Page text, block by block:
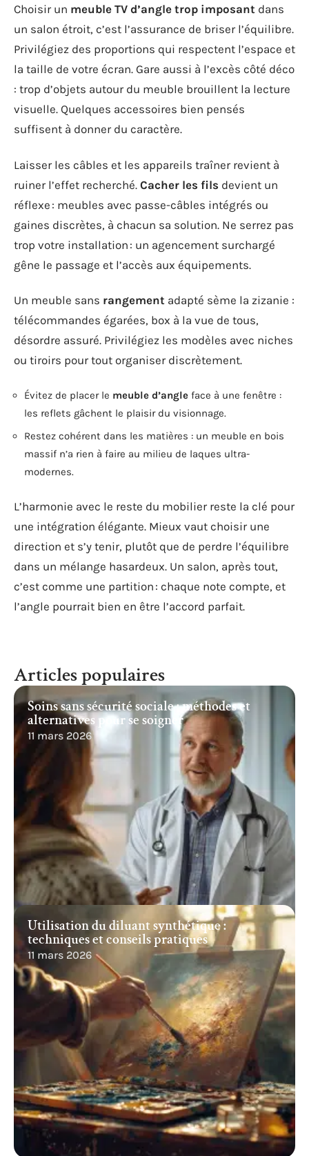
Choisir un meuble TV d’angle trop imposant dans
un salon étroit, c’est l’assurance de briser l’équilibre.
Privilégiez des proportions qui respectent l’espace et
la taille de votre écran. Gare aussi à l’excès côté déco
: trop d’objets autour du meuble brouillent la lecture
visuelle. Quelques accessoires bien pensés
suffisent à donner du caractère.
Laisser les câbles et les appareils traîner revient à
ruiner l’effet recherché. Cacher les fils devient un
réflexe : meubles avec passe-câbles intégrés ou
gaines discrètes, à chacun sa solution. Ne serrez pas
trop votre installation : un agencement surchargé
gêne le passage et l’accès aux équipements.
Un meuble sans rangement adapté sème la zizanie :
télécommandes égarées, box à la vue de tous,
désordre assuré. Privilégiez les modèles avec niches
ou tiroirs pour tout organiser discrètement.
Évitez de placer le meuble d’angle face à une fenêtre :
les reflets gâchent le plaisir du visionnage.
Restez cohérent dans les matières : un meuble en bois
massif n’a rien à faire au milieu de laques ultra-
modernes.
L’harmonie avec le reste du mobilier reste la clé pour
une intégration élégante. Mieux vaut choisir une
direction et s’y tenir, plutôt que de perdre l’équilibre
dans un mélange hasardeux. Un salon, après tout,
c’est comme une partition : chaque note compte, et
l’angle pourrait bien en être l’accord parfait.
Articles populaires
Soins sans sécurité sociale : méthodes et
alternatives pour se soigner
11 mars 2026
Utilisation du diluant synthétique :
techniques et conseils pratiques
11 mars 2026
Recherche